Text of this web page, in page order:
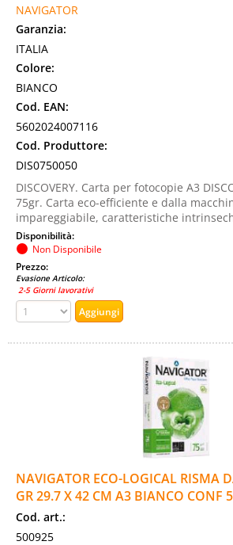
NAVIGATOR
Garanzia:
ITALIA
Colore:
BIANCO
Cod. EAN:
5602024007116
Cod. Produttore:
DIS0750050
DISCOVERY. Carta per fotocopie A3
75gr. Carta eco-efficiente e dalla
impareggiabile, caratteristiche
Disponibilità:
Non Disponibile
Prezzo:
Evasione Articolo:
2-5 Giorni lavorativi
NAVIGATOR ECO-LOGICAL RISMA
GR 29.7 X 42 CM A3 BIANCO CONF
Cod. art.:
500925